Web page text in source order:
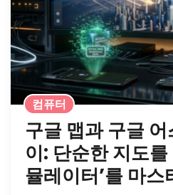
컴퓨터
구글 맵과 구글
이: 단순한 지도를
뮬레이터’를 마스